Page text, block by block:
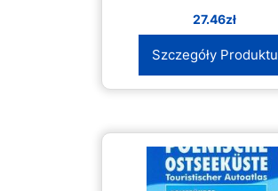
27.46zł
Szczegóły Produktu